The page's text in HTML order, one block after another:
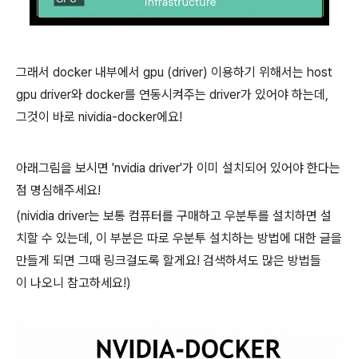
그래서 docker 내부에서 gpu (driver) 이용하기 위해서는 host
gpu driver와 docker를 연동시켜주는 driver가 있어야 하는데,
그것이 바로 nividia-docker에요!
아래그림을 보시면 'nvidia driver'가 이미 설치되어 있어야 한다는
점 명심해주세요!
(nividia driver는 보통 컴퓨터를 구매하고 우분투를 설치하면 설
치할 수 있는데, 이 부분은 따로 우분투 설치하는 방법에 대한 글을
만들게 되면 그때 링크걸도록 할게요! 검색하셔도 많은 방법들
이 나오니 참고하세요!)